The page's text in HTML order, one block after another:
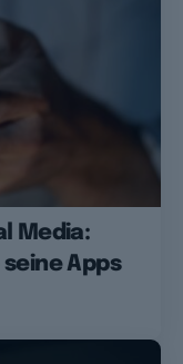
Media:
Apps